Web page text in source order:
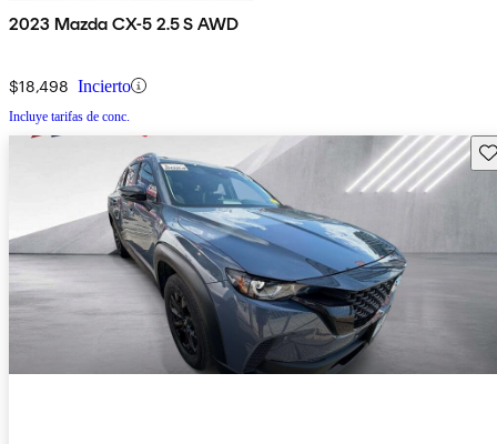
2023 Mazda CX-5 2.5 S AWD
$18,498 Incierto
Incluye tarifas de conc.